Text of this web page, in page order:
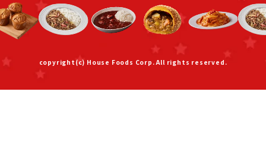
copyright(c) House Foods Corp. All rights reserved.